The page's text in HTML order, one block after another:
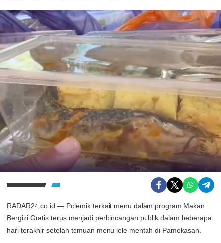
RADAR24.co.id — Polemik terkait menu dalam program Makan
Bergizi Gratis terus menjadi perbincangan publik dalam beberapa
hari terakhir setelah temuan menu lele mentah di Pamekasan.